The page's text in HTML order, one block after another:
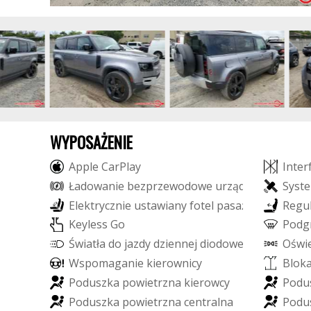
WYPOSAŻENIE
Apple CarPlay Inter
Ładowanie bezprzewodowe urząd Syste
Elektrycznie ustawianyfotel pasaż Regul
Keyless Go Podg
Światła do jazdydziennej diodowe D Oświ
Wspomaganie kierownicy Bloka
Poduszka powietrzna kierowcy Podu
Poduszka powietrzna centralna Podu